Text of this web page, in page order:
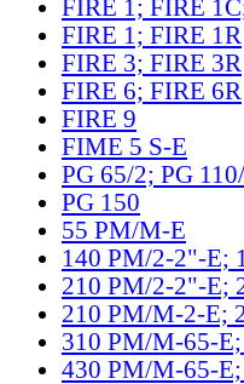
FIRE 1; FIRE
FIRE 1; FIRE 1R
FIRE 3; FIRE 3R
FIRE 6; FIRE 6R
FIRE 9
FIME 5 S-E
PG 65/2; PG
PG 150
55 PM/M-E
140 PM/2-2"-E;
210 PM/2-2"-E;
210 PM/M-2-E;
310 PM/M-65-
430 PM/M-65-